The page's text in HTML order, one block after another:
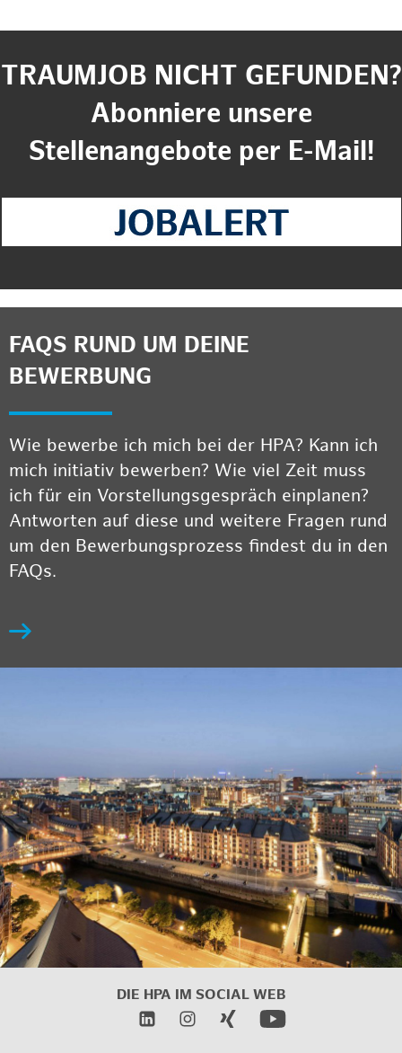
TRAUMJOB NICHT GEFUNDEN?
Abonniere unsere
Stellenangebote per E-Mail!
FAQS RUND UM DEINE
BEWERBUNG
Wie bewerbe ich mich bei der HPA? Kann ich
mich initiativ bewerben? Wie viel Zeit muss
ich für ein Vorstellungsgespräch einplanen?
Antworten auf diese und weitere Fragen rund
um den Bewerbungsprozess findest du in den
FAQs.
DIE HPA IM SOCIAL WEB